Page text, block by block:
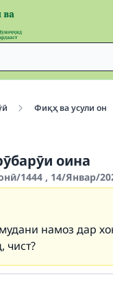
Фиқҳ ва усули он
оина
1444 , 14/Январ/
намоз дар
чист?